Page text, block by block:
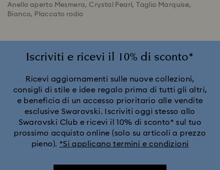
Anello aperto Mesmera, Crystal Pearl, Taglio Marquise,
Bianco, Placcato rodio
Iscriviti e ricevi il 10% di sconto*
Ricevi aggiornamenti sulle nuove collezioni,
consigli di stile e idee regalo prima di tutti gli altri,
e beneficia di un accesso prioritario alle vendite
esclusive Swarovski. Iscriviti oggi stesso allo
Swarovski Club e ricevi il 10% di sconto* sul tuo
prossimo acquisto online (solo su articoli a prezzo
pieno). *Si applicano termini e condizioni